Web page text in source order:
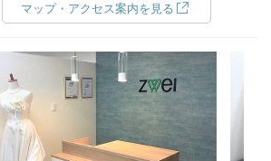
マップ・アクセス案内を見る